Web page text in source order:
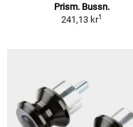
Prism. Bussn.
241,13 kr1